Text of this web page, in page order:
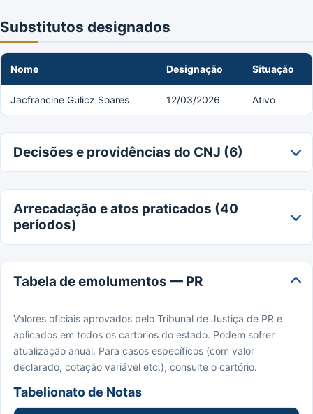
Substitutos designados
Nome Designação Situação
Jacfrancine Gulicz Soares 12/03/2026 Ativo
Decisões e providências do CNJ (6)
Arrecadação e atos praticados (40
períodos)
Tabela de emolumentos — PR
Valores oficiais aprovados pelo Tribunal de Justiça de PR e
aplicados em todos os cartórios do estado. Podem sofrer
atualização anual. Para casos específicos (com valor
declarado, cotação variável etc.), consulte o cartório.
Tabelionato de Notas